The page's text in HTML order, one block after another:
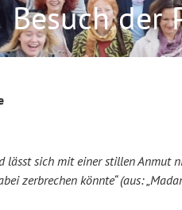
Besuch der
lässt sich mit einer stillen Anmut
zerbrechen könnte“ (aus: